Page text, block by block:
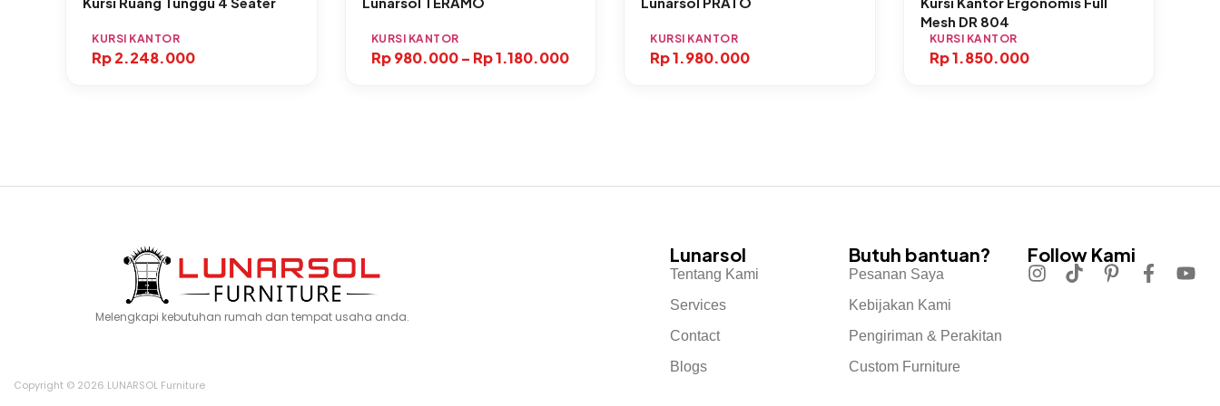
KURSI KANTOR
Rp2.248.000
KURSI KANTOR
Rp980.000 – Rp1.180.000
KURSI KANTOR
Rp1.980.000
Mesh DR 804
KURSI KANTOR
Rp1.850.000
Melengkapi kebutuhan rumah dan tempat usaha anda.
Lunarsol
Tentang Kami
Services
Contact
Blogs
Butuh bantuan?
Pesanan Saya
Kebijakan Kami
Pengiriman & Perakitan
Custom Furniture
Follow Kami
Copyright © 2026 LUNARSOL Furniture